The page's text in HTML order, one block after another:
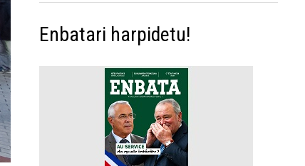
Enbatari harpidetu!